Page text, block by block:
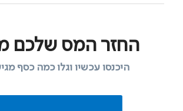
החזר המס שלכם
היכנסו עכשיו וגלו כמה כסף